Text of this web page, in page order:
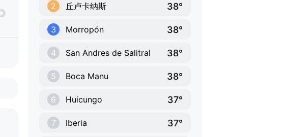
2 丘卢卡纳斯 38°
3 Morropón 38°
4 San Andres de Salitral 38°
5 Boca Manu 38°
6 Huicungo 37°
7 Iberia 37°